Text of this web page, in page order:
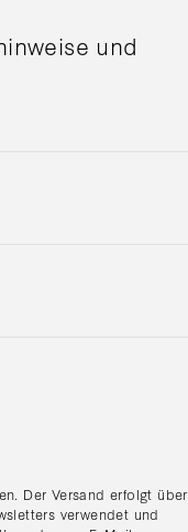
und
Der Versand erfolgt über
verwendet und